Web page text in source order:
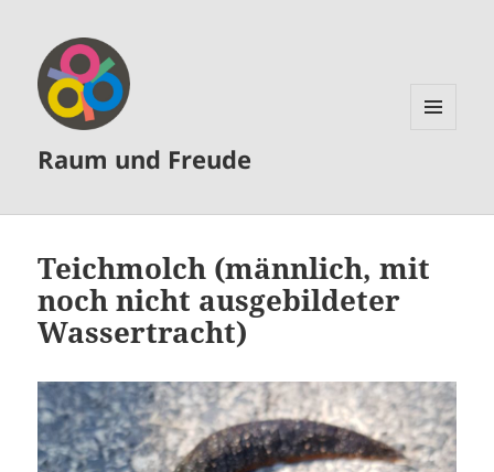
Raum und Freude
Teichmolch (männlich, mit
noch nicht ausgebildeter
Wassertracht)